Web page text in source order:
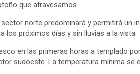
que atravesamos.
norte predominará y permitirá un
los próximos días y sin lluvias a la vista.
en las primeras horas a templado
sudoeste. La temperatura mínima se